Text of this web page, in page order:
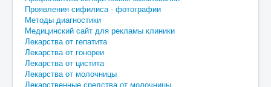
Проявления сифилиса - фотографии
Методы диагностики
Медицинский сайт для рекламы клиники
Лекарства от гепатита
Лекарства от гонореи
Лекарства от цистита
Лекарства от молочницы
Лекарственные средства от молочницы